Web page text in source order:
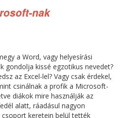
nak
a Word, vagy helyesírási
gondolja kissé egzotikus nevedet?
az Excel-lel? Vagy csak érdekel,
csinálnak a profik a Microsoft-
diákok mire használják az
alatt, ráadásul nagyon
keretein belül tették